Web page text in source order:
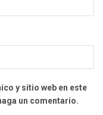
y sitio web en este
un comentario.